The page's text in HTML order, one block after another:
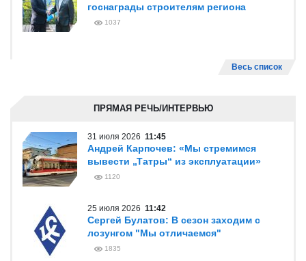
госнаграды строителям региона
1037
Весь список
ПРЯМАЯ РЕЧЬ/ИНТЕРВЬЮ
31 июля 2026 11:45
Андрей Карпочев: «Мы стремимся
вывести „Татры“ из эксплуатации»
1120
25 июля 2026 11:42
Сергей Булатов: В сезон заходим с
лозунгом "Мы отличаемся"
1835